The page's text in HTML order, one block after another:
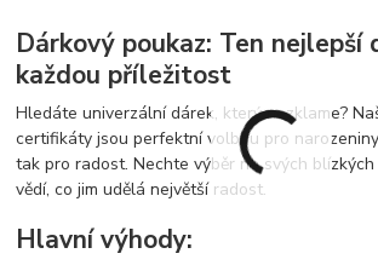
Dárkový poukaz: Ten nejlepší
každou příležitost
Hledáte univerzální dárek, který nezklame?
certifikáty jsou perfektní volbou pro
tak pro radost. Nechte výběr na svých
vědí, co jim udělá největší radost.
Hlavní výhody: